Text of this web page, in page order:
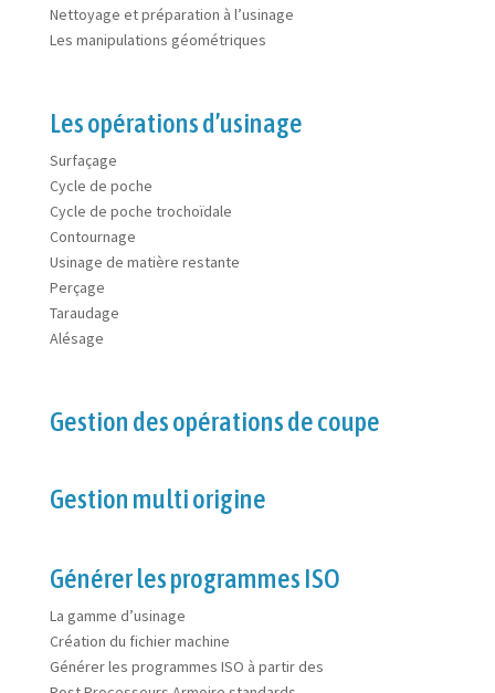
Nettoyage et préparation à l’usinage
Les manipulations géométriques
Les opérations d’usinage
Surfaçage
Cycle de poche
Cycle de poche trochoïdale
Contournage
Usinage de matière restante
Perçage
Taraudage
Alésage
Gestion des opérations de coupe
Gestion multi origine
Générer les programmes ISO
La gamme d’usinage
Création du fichier machine
Générer les programmes ISO à partir des